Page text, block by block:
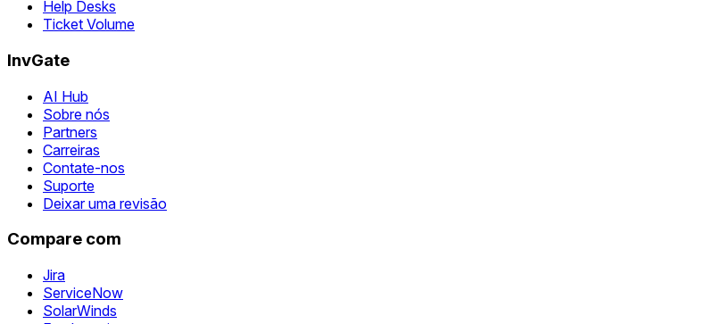
Help Desks
Ticket Volume
InvGate
AI Hub
Sobre nós
Partners
Carreiras
Contate-nos
Suporte
Deixar uma revisão
Compare com
Jira
ServiceNow
SolarWinds